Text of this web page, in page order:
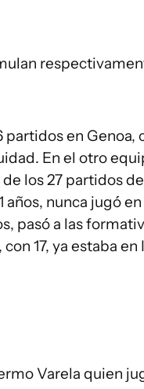
partidos en Genoa,
En el otro
los 27 partidos
nunca jugó
pasó a las
17, ya estaba en
Varela quien